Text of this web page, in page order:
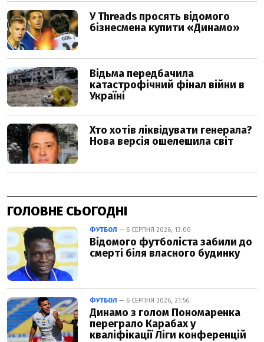
ГОЛОВНЕ СЬОГОДНІ
ФУТБОЛ — 6 СЕРПНЯ 2026, 13:00
Відомого футболіста забили до
смерті біля власного будинку
ФУТБОЛ — 6 СЕРПНЯ 2026, 21:56
Динамо з голом Пономаренка
переграло Карабах у
кваліфікації Ліги конференцій